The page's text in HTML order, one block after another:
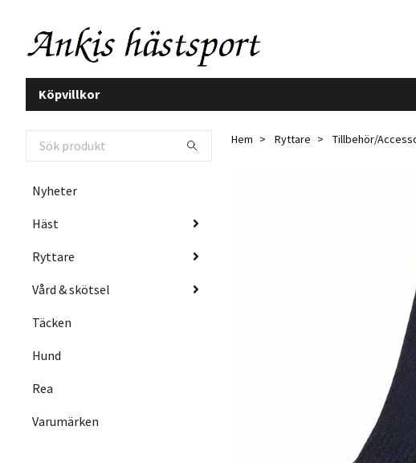
Köpvillkor
Nyheter
Häst
Ryttare
Vård & skötsel
Täcken
Hund
Rea
Varumärken
Hem Ryttare Tillbehör/